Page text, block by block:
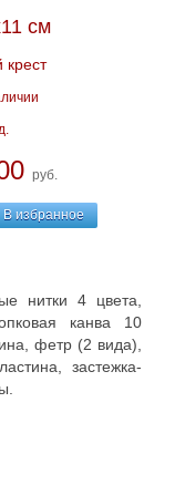
см
крест
руб.
В избранное
нитки 4 цвета,
канва 10
фетр (2 вида),
застежка-